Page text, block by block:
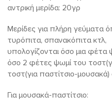
αντρική μερίδα: 20γρ
Μερίδες για πλήρη γεύματα
τυρόπιτα, σπανακόπιτα κτλ,
υπολογίζονται όσο μια
όσο 2 φέτες ψωμί του
τοστ(για παστίτσιο-
Για μουσακά-παστίτσιο: